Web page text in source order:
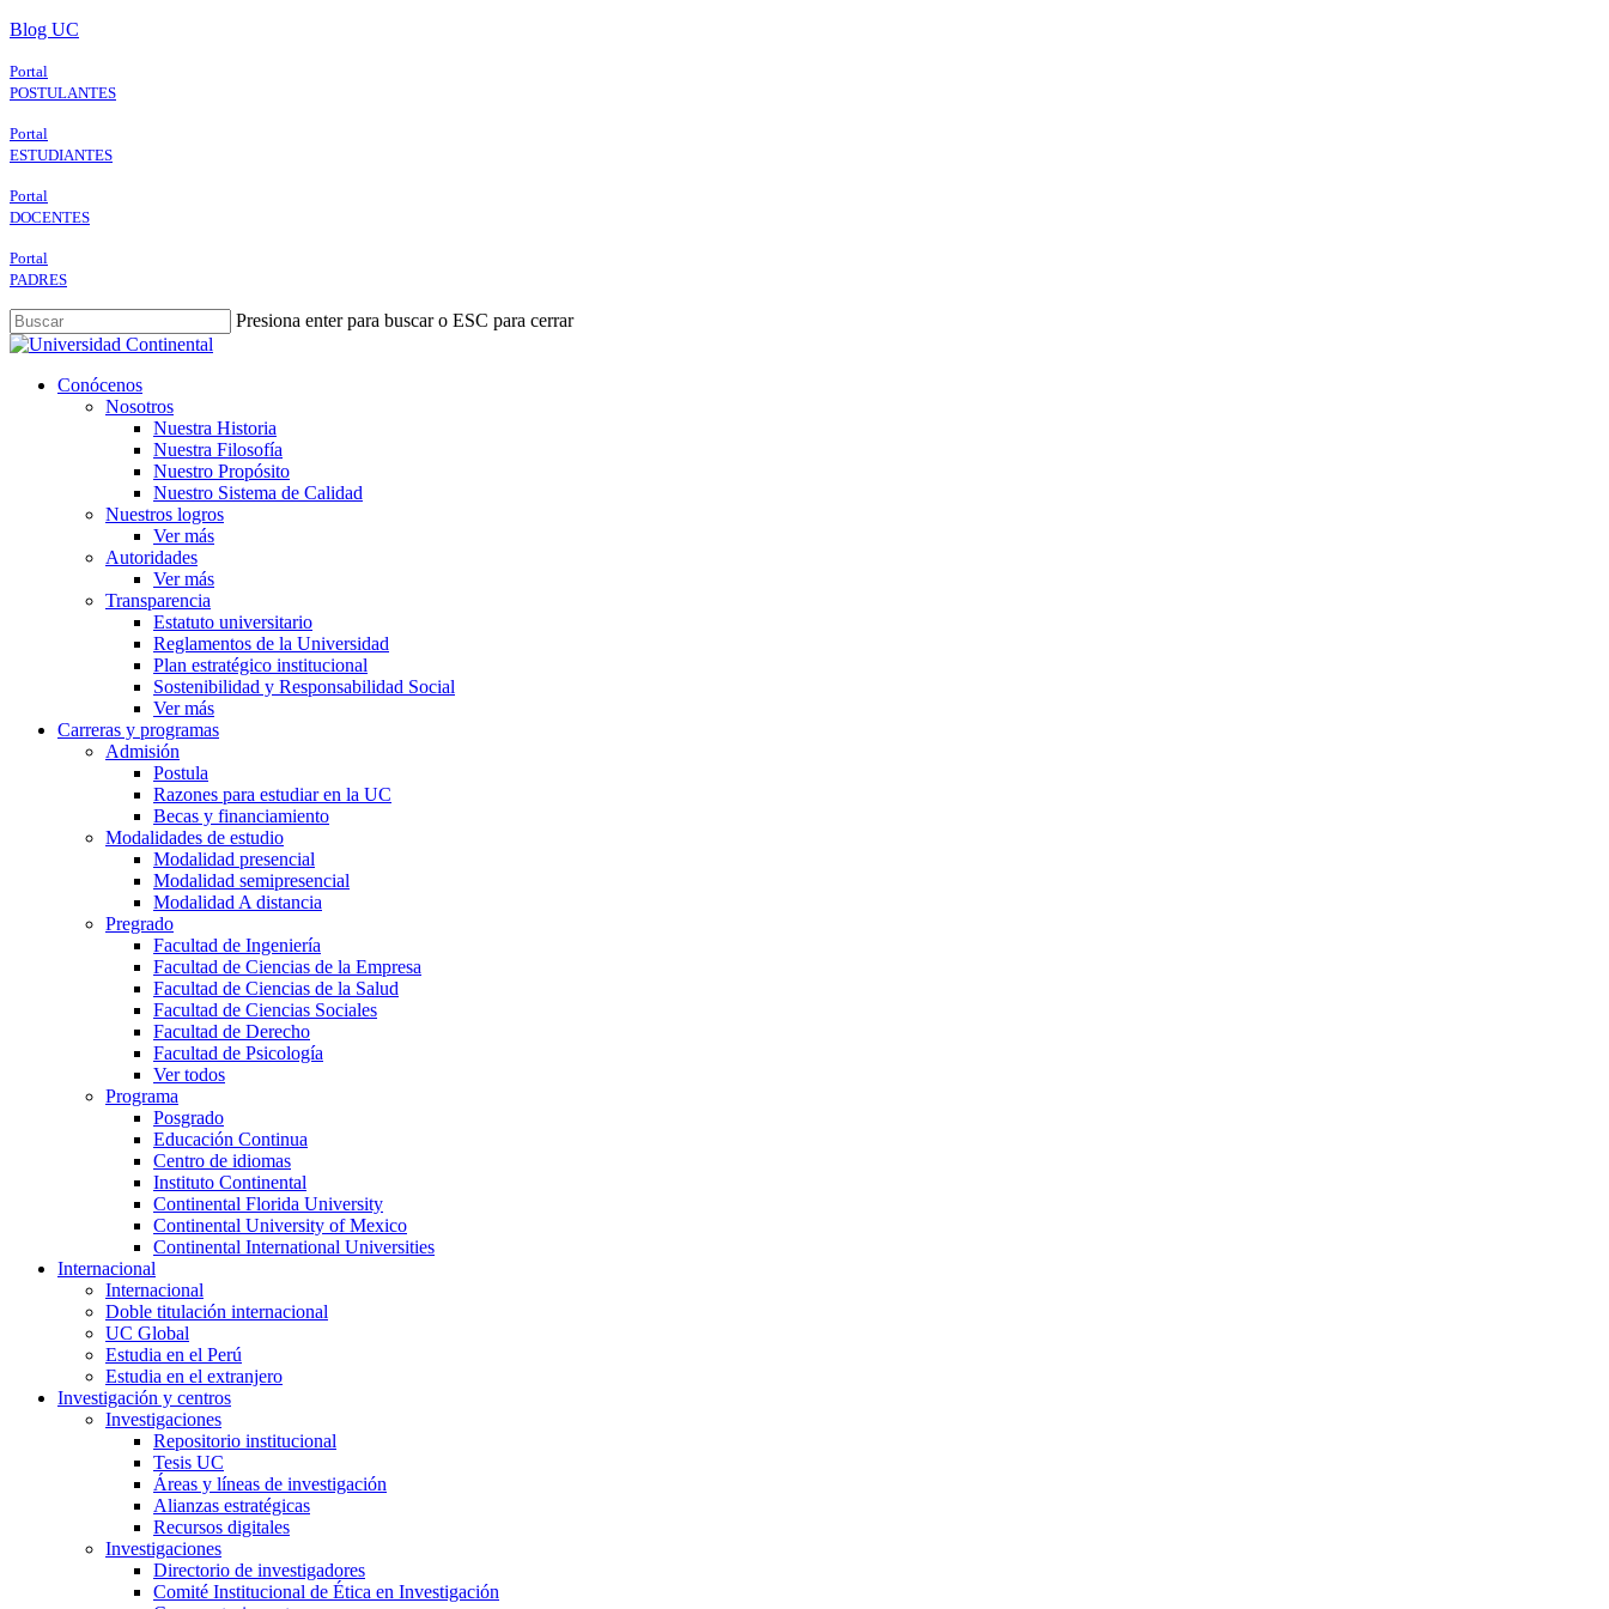
Skip
main
content
Blog UC
Portal
POSTULANTES
Portal
ESTUDIANTES
Portal
DOCENTES
Portal
PADRES
Presiona enter para buscar o ESC para cerrar
Close
search
Menu
Conócenos
Nosotros
Nuestra Historia
Nuestra Filosofía
Nuestro Propósito
Nuestro Sistema de Calidad
Nuestros logros
Ver más
Autoridades
Ver más
Transparencia
Estatuto universitario
Reglamentos de la Universidad
Plan estratégico institucional
Sostenibilidad y Responsabilidad Social
Ver más
Carreras y programas
Admisión
Postula
Razones para estudiar en la UC
Becas y financiamiento
Modalidades de estudio
Modalidad presencial
Modalidad semipresencial
Modalidad A distancia
Pregrado
Facultad de Ingeniería
Facultad de Ciencias de la Empresa
Facultad de Ciencias de la Salud
Facultad de Ciencias Sociales
Facultad de Derecho
Facultad de Psicología
Ver todos
Programa
Posgrado
Educación Continua
Centro de idiomas
Instituto Continental
Continental Florida University
Continental University of Mexico
Continental International Universities
Internacional
Internacional
Doble titulación internacional
UC Global
Estudia en el Perú
Estudia en el extranjero
Investigación y centros
Investigaciones
Repositorio institucional
Tesis UC
Áreas y líneas de investigación
Alianzas estratégicas
Recursos digitales
Investigaciones
Directorio de investigadores
Comité Institucional de Ética en Investigación